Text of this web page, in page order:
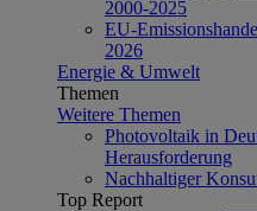
2000-2025
EU-
2026
Energie & Umwelt
Themen
Weitere Themen
Photovoltaik in
Herausforderung
Nachhaltiger
Top Report